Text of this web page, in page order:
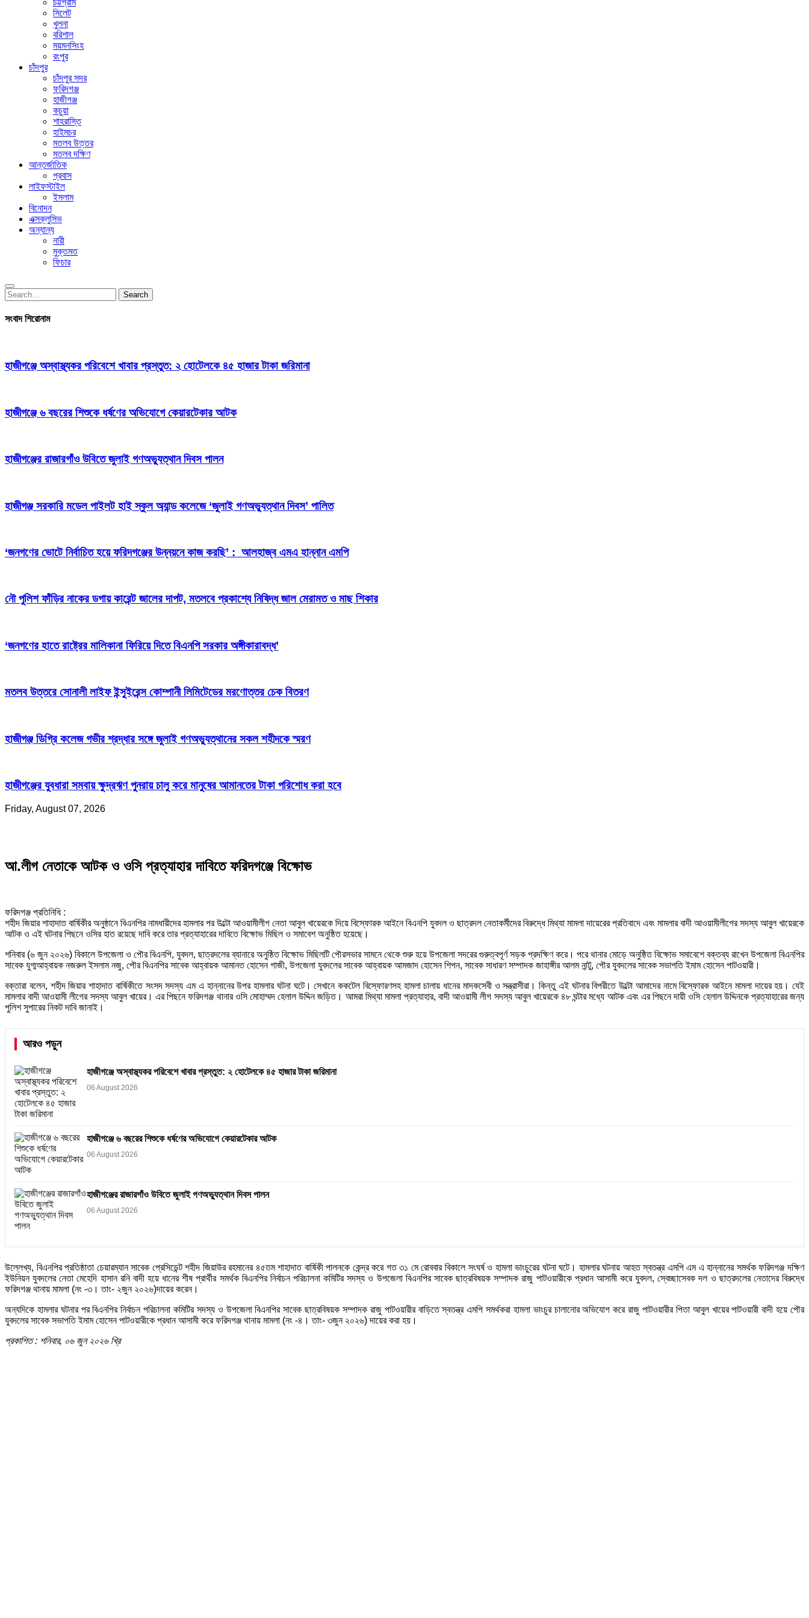
চট্টগ্রাম
সিলেট
খুলনা
বরিশাল
ময়মনসিংহ
রংপুর
চাঁদপুর
চাঁদপুর সদর
ফরিদগঞ্জ
হাজীগঞ্জ
কচুয়া
শাহরাস্তি
হাইমচর
মতলব উত্তর
মতলব দক্ষিণ
আন্তর্জাতিক
প্রবাস
লাইফস্টাইল
ইসলাম
বিনোদন
এক্সক্লুসিভ
অন্যান্য
নারী
মুক্তমত
ফিচার
Search
for:
Search
সংবাদ শিরোনাম
হাজীগঞ্জে অস্বাস্থ্যকর পরিবেশে খাবার প্রস্তুত: ২ হোটেলকে ৪৫ হাজার টাকা জরিমানা
হাজীগঞ্জে ৬ বছরের শিশুকে ধর্ষণের অভিযোগে কেয়ারটেকার আটক
হাজীগঞ্জের রাজারগাঁও উবিতে জুলাই গণঅভ্যুত্থান দিবস পালন
হাজীগঞ্জ সরকারি মডেল পাইলট হাই স্কুল অ্যান্ড কলেজে ‘জুলাই গণঅভ্যুত্থান দিবস’ পালিত
‘জনগণের ভোটে নির্বাচিত হয়ে ফরিদগঞ্জের উন্নয়নে কাজ করছি’ : আলহাজ্ব এমএ হান্নান এমপি
নৌ পুলিশ ফাঁড়ির নাকের ডগায় কারেন্ট জালের দাপট, মতলবে প্রকাশ্যে নিষিদ্ধ জাল মেরামত ও মাছ শিকার
‘জনগণের হাতে রাষ্ট্রের মালিকানা ফিরিয়ে দিতে বিএনপি সরকার অঙ্গীকারাবদ্ধ’
মতলব উত্তরে সোনালী লাইফ ইন্সুইরেন্স কোম্পানী লিমিটেডের মরণোত্তর চেক বিতরণ
হাজীগঞ্জ ডিগ্রি কলেজ গভীর শ্রদ্ধার সঙ্গে জুলাই গণঅভ্যুত্থানের সকল শহীদকে স্মরণ
হাজীগঞ্জের যুবধারা সমবায় ক্ষুদ্রঋণ পুনরায় চালু করে মানুষের আমানতের টাকা পরিশোধ করা হবে
Friday, August 07, 2026
আ.লীগ নেতাকে আটক ও ওসি প্রত্যাহার দাবিতে ফরিদগঞ্জে বিক্ষোভ
ফরিদগঞ্জ প্রতিনিধি :
শহীদ জিয়ার শাহাদাত বার্ষিকীর অনুষ্ঠানে বিএনপির নামধারীদের হামলার পর উল্টো আওয়ামীলীগ নেতা আবুল খায়েরকে দিয়ে বিস্ফোরক আইনে বিএনপি যুবদল ও ছাত্রদল নেতাকর্মীদের বিরুদ্ধে মিথ্যা মামলা দায়েরের প্রতিবাদে এবং মামলার বাদী আওয়ামীলীগের সদস্য আবুল খায়েরকে
আটক ও এই ঘটনার পিছনে ওসির হাত রয়েছে দাবি করে তার প্রত্যাহারের দাবিতে বিক্ষোভ মিছিল ও সমাবেশ অনুষ্ঠিত হয়েছে।
শনিবার (৬ জুন ২০২৬) বিকালে উপজেলা ও পৌর বিএনপি, যুবদল, ছাত্রদলের ব্যানারে অনুষ্ঠিত বিক্ষোভ মিছিলটি পৌরসভার সামনে থেকে শুরু হয়ে উপজেলা সদরের গুরুত্বপূর্ণ সড়ক প্রদক্ষিণ করে। পরে থানার মোড়ে অনুষ্ঠিত বিক্ষোভ সমাবেশে বক্তব্য রাখেন উপজেলা বিএনপির
সাবেক যুগ্মআহ্বায়ক নজরুল ইসলাম নজু, পৌর বিএনপির সাবেক আহ্বায়ক আমানত হোসেন গাজী, উপজেলা যুবদলের সাবেক আহ্বায়ক আমজাদ হোসেন শিপন, সাবেক সাধারণ সম্পাদক জাহাঙ্গীর আলম নান্টু, পৌর যুবদলের সাবেক সভাপতি ইমাম হোসেন পাটওয়ারী।
বক্তারা বলেন, শহীদ জিয়ার শাহাদাত বার্ষিকীতে সংসদ সদস্য এম এ হান্নানের উপর হামলার ঘটনা ঘটে। সেখানে ককটেল বিস্ফোরণসহ হামলা চালায় ধানের মাদকসেবী ও সন্ত্রাসীরা। কিন্তু এই ঘটনার বিপরীতে উল্টো আমাদের নামে বিস্ফোরক আইনে মামলা দায়ের হয়। যেই
মামলার বাদী আওয়ামী লীগের সদস্য আবুল খায়ের। এর পিছনে ফরিদগঞ্জ থানার ওসি মোহাম্মদ হেলাল উদ্দিন জড়িত। আমরা মিথ্যা মামলা প্রত্যাহার, বাদী আওয়ামী লীগ সদস্য আবুল খায়েরকে ৪৮ ঘন্টার মধ্যে আটক এবং এর পিছনে দায়ী ওসি হেলাল উদ্দিনকে প্রত্যাহারের জন্য
পুলিশ সুপারের নিকট দাবি জানাই।
আরও পড়ুন
হাজীগঞ্জে অস্বাস্থ্যকর পরিবেশে খাবার প্রস্তুত: ২ হোটেলকে ৪৫ হাজার টাকা জরিমানা
06 August 2026
হাজীগঞ্জে ৬ বছরের শিশুকে ধর্ষণের অভিযোগে কেয়ারটেকার আটক
06 August 2026
হাজীগঞ্জের রাজারগাঁও উবিতে জুলাই গণঅভ্যুত্থান দিবস পালন
06 August 2026
উল্লেখ্য, বিএনপির প্রতিষ্ঠাতা চেয়ারম্যান সাবেক প্রেসিডেন্ট শহীদ জিয়াউর রহমানের ৪৫তম শাহাদাত বার্ষিকী পালনকে কেন্দ্র করে গত ৩১ মে রোববার বিকালে সংঘর্ষ ও হামলা ভাংচুরের ঘটনা ঘটে। হামলার ঘটনায় আহত স্বতন্ত্র এমপি এম এ হান্নানের সমর্থক ফরিদগঞ্জ দক্ষিণ
ইউনিয়ন যুবদলের নেতা মেহেদি হাসান রনি বাদী হয়ে ধানের শীষ প্রার্থীর সমর্থক বিএনপির নির্বাচন পরিচালনা কমিটির সদস্য ও উপজেলা বিএনপির সাবেক ছাত্রবিষয়ক সম্পাদক রাজু পাটওয়ারীকে প্রধান আসামী করে যুবদল, স্বেচ্ছাসেবক দল ও ছাত্রদলের নেতাদের বিরুদ্ধে
ফরিদগঞ্জ থানায় মামলা (নং -৩। তাং- ২জুন ২০২৬)দায়ের করেন।
অন্যদিকে হামলার ঘটনার পর বিএনপির নির্বাচন পরিচালনা কমিটির সদস্য ও উপজেলা বিএনপির সাবেক ছাত্রবিষয়ক সম্পাদক রাজু পাটওয়ারীর বাড়িতে স্বতন্ত্র এমপি সমর্থকরা হামলা ভাংচুর চালানোর অভিযোগ করে রাজু পাটওয়ারীর পিতা আবুল খায়ের পাটওয়ারী বাদী হয়ে পৌর
যুবদলের সাবেক সভাপতি ইমাম হোসেন পাটওয়ারীকে প্রধান আসামী করে ফরিদগঞ্জ থানায় মামলা (নং -৪। তাং- ৩জুন ২০২৬) দায়ের করা হয়।
প্রকাশিত : শনিবার, ০৬ জুন ২০২৬ খ্রি